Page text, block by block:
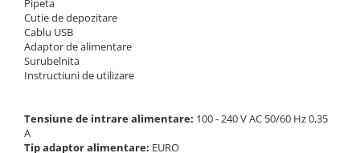
Cutie de depozitare
Cablu USB
Adaptor de alimentare
Surubelnita
Instructiuni de utilizare
Tensiune de intrare alimentare: 100 - 240 V AC 50/60 Hz 0,35
A
Tip adaptor alimentare: EURO